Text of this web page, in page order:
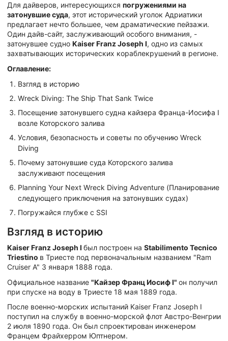
Для дайверов, интересующихся погружениями на
затонувшие суда, этот исторический уголок Адриатики
предлагает нечто большее, чем драматические пейзажи.
Один дайв-сайт, заслуживающий особого внимания, -
затонувшее судно Kaiser Franz Joseph I, одно из самых
захватывающих исторических кораблекрушений в регионе.
Оглавление:
Взгляд в историю
Wreck Diving: The Ship That Sank Twice
Посещение затонувшего судна кайзера Франца-Иосифа I
возле Которского залива
Условия, безопасность и советы по обучению Wreck
Diving
Почему затонувшие суда Которского залива
заслуживают посещения
Planning Your Next Wreck Diving Adventure (Планирование
следующего приключения на затонувших судах)
Погружайся глубже с SSI
Взгляд в историю
Kaiser Franz Joseph I был построен на Stabilimento Tecnico
Triestino в Триесте под первоначальным названием "Ram
Cruiser A" 3 января 1888 года.
Официальное название "Кайзер Франц Иосиф I" он получил
при спуске на воду в Триесте 18 мая 1889 года.
После военно-морских испытаний Kaiser Franz Joseph I
поступил на службу в военно-морской флот Австро-Венгрии
2 июля 1890 года. Он был спроектирован инженером
Францем Фрайхерром Юптнером.